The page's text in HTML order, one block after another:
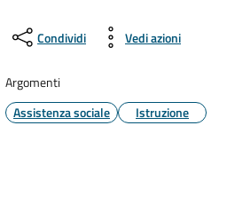
Condividi Vedi azioni
Argomenti
Assistenza sociale
Istruzione